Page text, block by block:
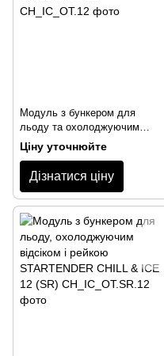
Модуль з бункером для
льоду та охолоджуючим
відсіком STARTENDER CHILL
& ICE 12
Ціну уточнюйте
Дізнатися ціну